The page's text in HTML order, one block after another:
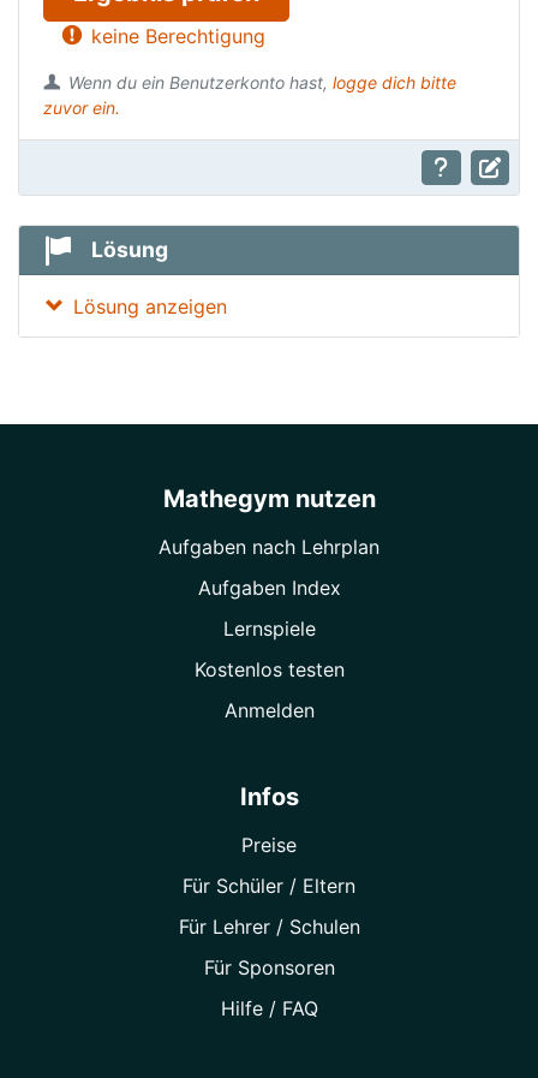
keine Berechtigung
Wenn du ein Benutzerkonto hast, logge dich bitte
zuvor ein.
Lösung
Lösung anzeigen
Mathegym nutzen
Aufgaben nach Lehrplan
Aufgaben Index
Lernspiele
Kostenlos testen
Anmelden
Infos
Preise
Für Schüler / Eltern
Für Lehrer / Schulen
Für Sponsoren
Hilfe / FAQ